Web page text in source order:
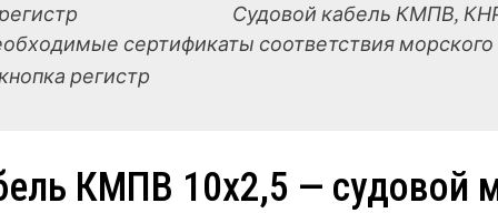
Судовой кабель КМПВ,
сертификаты соответствия морского
КМПВ 10х2,5 — судовой